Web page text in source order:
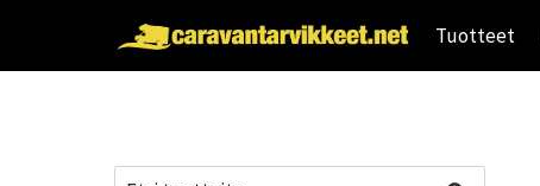
Tuotteet
Etsi: